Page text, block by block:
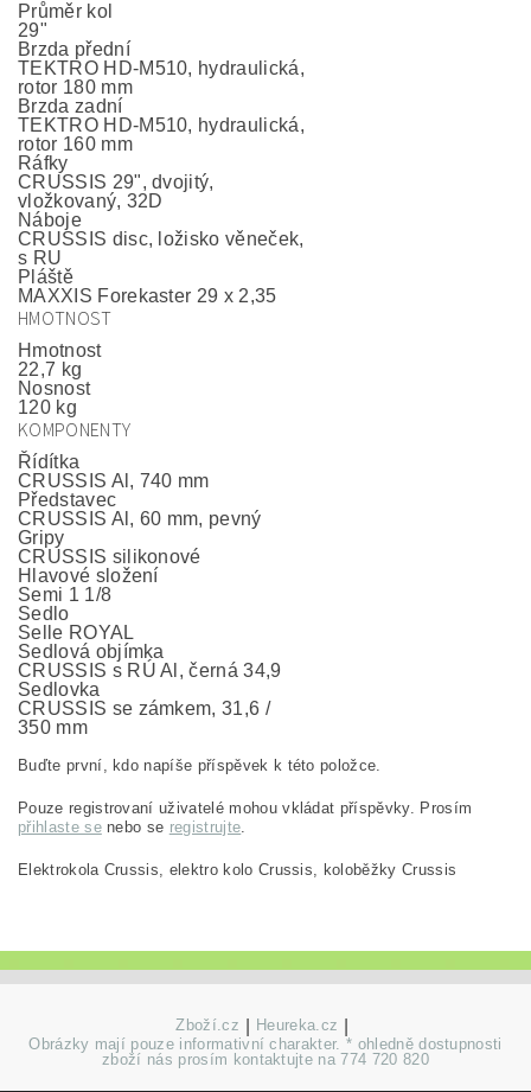
Průměr kol
29"
Brzda přední
TEKTRO HD-M510, hydraulická,
rotor 180 mm
Brzda zadní
TEKTRO HD-M510, hydraulická,
rotor 160 mm
Ráfky
CRUSSIS 29", dvojitý,
vložkovaný, 32D
Náboje
CRUSSIS disc, ložisko věneček,
s RU
Pláště
MAXXIS Forekaster 29 x 2,35
HMOTNOST
Hmotnost
22,7 kg
Nosnost
120 kg
KOMPONENTY
Řídítka
CRUSSIS Al, 740 mm
Představec
CRUSSIS Al, 60 mm, pevný
Gripy
CRUSSIS silikonové
Hlavové složení
Semi 1 1/8
Sedlo
Selle ROYAL
Sedlová objímka
CRUSSIS s RÚ Al, černá 34,9
Sedlovka
CRUSSIS se zámkem, 31,6 /
350 mm
Buďte první, kdo napíše příspěvek k této položce.
Pouze registrovaní uživatelé mohou vkládat příspěvky. Prosím
přihlaste senebo se registrujte.
Elektrokola Crussis, elektro kolo Crussis, koloběžky Crussis
Zboží.cz Heureka.cz
Obrázky mají pouze informativní charakter. * ohledně dostupnosti
zboží nás prosím kontaktujte na 774 720 820